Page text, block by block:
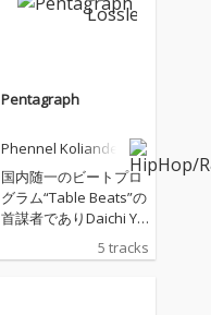
Pentagraph
Phennel Koliander
国内随一のビートプロ
グラム“Table Beats”の
首謀者でありDaichi Ya
mamotoのライブDJも
務めるPhennnel Kolia
5 tracks